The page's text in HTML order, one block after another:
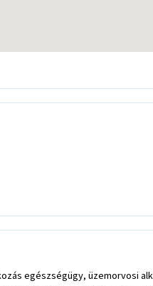
egészségügy, üzemorvosi